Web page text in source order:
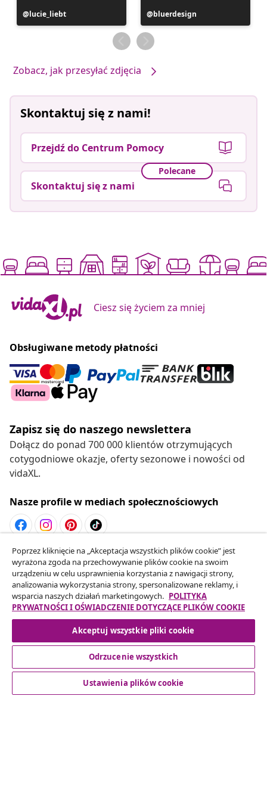
Post
opublikowany
lucie_liebt
Post
opublikowany
przez
bluerdesign
Zobacz, jak przesyłać zdjęcia
Skontaktuj się z nami!
Przejdź do Centrum Pomocy
Polecane
Skontaktuj się z nami
Ciesz się życiem za mniej
Obsługiwane metody płatności
Zapisz się do naszego newslettera
Dołącz do ponad 700 000 klientów otrzymujących
cotygodniowe okazje, oferty sezonowe i nowości od
vidaXL.
Nasze profile w mediach społecznościowych
Odstąpienie od umowy
Złóż wniosek o odstąpienie od umowy dotyczącej
Twojego zamówienia.
Odstąpienie od umowy
Obsługa Klienta
Poprzez kliknięcie na „Akceptacja wszystkich plików cookie” jest
wyrażona zgoda na przechowywanie plików cookie na swoim
urządzeniu w celu usprawnienia korzystania z nawigacji strony,
analizowania wykorzystania strony, spersonalizowane reklamy, i
wsparcia naszych działań marketingowych. POLITYKA
PRYWATNOŚCI I OŚWIADCZENIE DOTYCZĄCE PLIKÓW COOKIE
Akceptuj wszystkie pliki cookie
Odrzucenie wszystkich
Ustawienia plików cookie